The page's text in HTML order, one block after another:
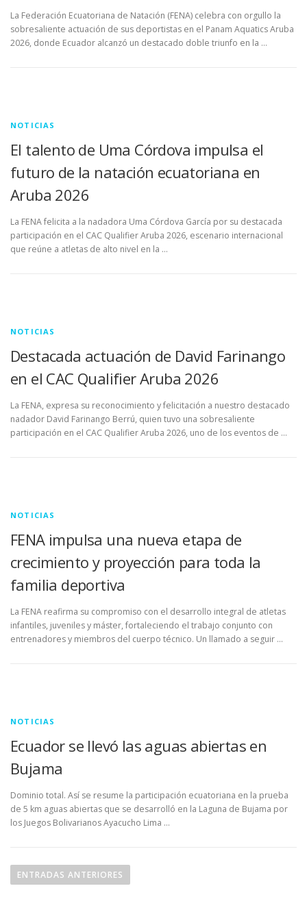
La Federación Ecuatoriana de Natación (FENA) celebra con orgullo la
sobresaliente actuación de sus deportistas en el Panam Aquatics Aruba
2026, donde Ecuador alcanzó un destacado doble triunfo en la …
NOTICIAS
El talento de Uma Córdova impulsa el
futuro de la natación ecuatoriana en
Aruba 2026
La FENA felicita a la nadadora Uma Córdova García por su destacada
participación en el CAC Qualifier Aruba 2026, escenario internacional
que reúne a atletas de alto nivel en la …
NOTICIAS
Destacada actuación de David Farinango
en el CAC Qualifier Aruba 2026
La FENA, expresa su reconocimiento y felicitación a nuestro destacado
nadador David Farinango Berrú, quien tuvo una sobresaliente
participación en el CAC Qualifier Aruba 2026, uno de los eventos de …
NOTICIAS
FENA impulsa una nueva etapa de
crecimiento y proyección para toda la
familia deportiva
La FENA reafirma su compromiso con el desarrollo integral de atletas
infantiles, juveniles y máster, fortaleciendo el trabajo conjunto con
entrenadores y miembros del cuerpo técnico. Un llamado a seguir …
NOTICIAS
Ecuador se llevó las aguas abiertas en
Bujama
Dominio total. Así se resume la participación ecuatoriana en la prueba
de 5 km aguas abiertas que se desarrolló en la Laguna de Bujama por
los Juegos Bolivarianos Ayacucho Lima …
aENTRADAS ANTERIORES